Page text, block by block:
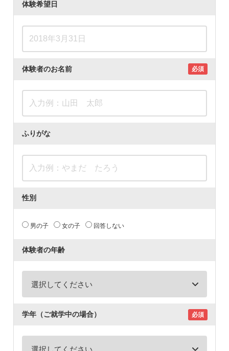
体験希望日
体験者のお名前 必須
ふりがな
性別
男の子 女の子 回答しない
体験者の年齢
学年（ご就学中の場合） 必須